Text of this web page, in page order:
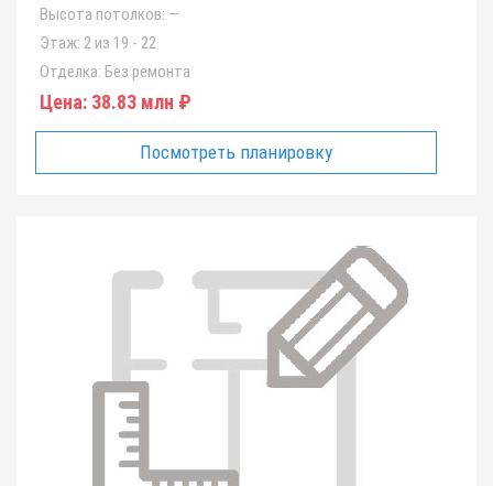
Высота потолков: —
Этаж: 2 из 19 - 22
Отделка: Без ремонта
Цена: 38.83 млн ₽
Посмотреть планировку